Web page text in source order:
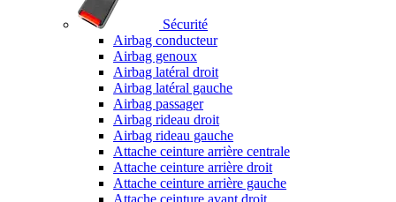
Sécurité
Airbag conducteur
Airbag genoux
Airbag latéral droit
Airbag latéral gauche
Airbag passager
Airbag rideau droit
Airbag rideau gauche
Attache ceinture arrière centrale
Attache ceinture arrière droit
Attache ceinture arrière gauche
Attache ceinture avant droit